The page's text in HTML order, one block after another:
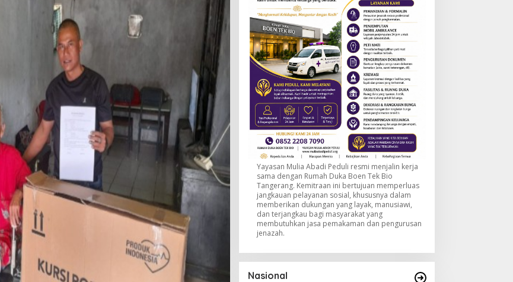
Yayasan Mulia Abadi Peduli resmi menjalin kerja
sama dengan Rumah Duka Boen Tek Bio
Tangerang. Kemitraan ini bertujuan memperluas
jangkauan pelayanan sosial, khususnya dalam
memberikan dukungan yang layak, manusiawi,
dan terjangkau bagi masyarakat yang
membutuhkan jasa pemakaman dan pengurusan
jenazah.
Nasional